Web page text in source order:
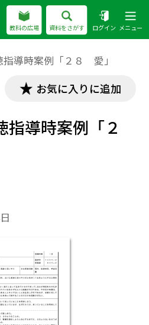
教科の広場 資料をさがす ログイン メニュー
導時案例「２８ 愛」
お気に入りに追加
指導時案例「２